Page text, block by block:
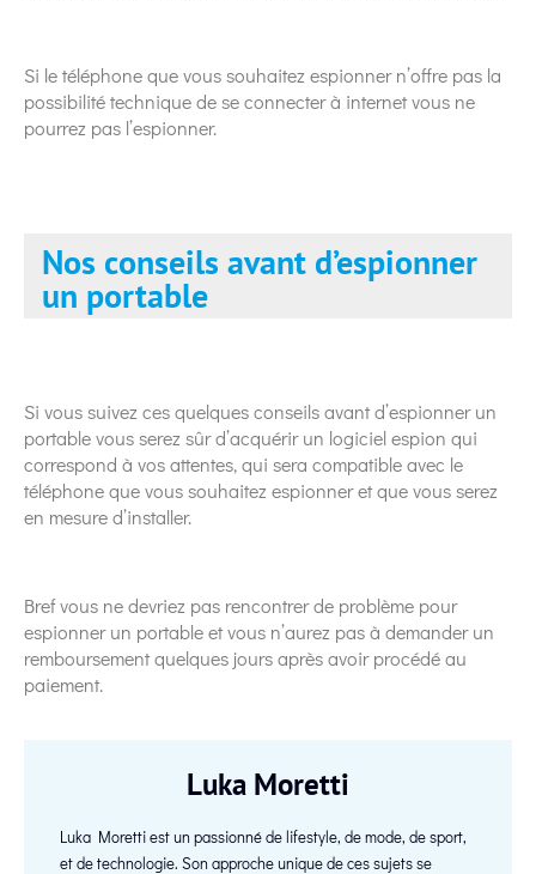
Si le téléphone que vous souhaitez espionner n’offre pas la
possibilité technique de se connecter à internet vous ne
pourrez pas l’espionner.
Nos conseils avant d’espionner
un portable
Si vous suivez ces quelques conseils avant d’espionner un
portable vous serez sûr d’acquérir un logiciel espion qui
correspond à vos attentes, qui sera compatible avec le
téléphone que vous souhaitez espionner et que vous serez
en mesure d’installer.
Bref vous ne devriez pas rencontrer de problème pour
espionner un portable et vous n’aurez pas à demander un
remboursement quelques jours après avoir procédé au
paiement.
Luka Moretti
Luka Moretti est un passionné de lifestyle, de mode, de sport,
et de technologie. Son approche unique de ces sujets se